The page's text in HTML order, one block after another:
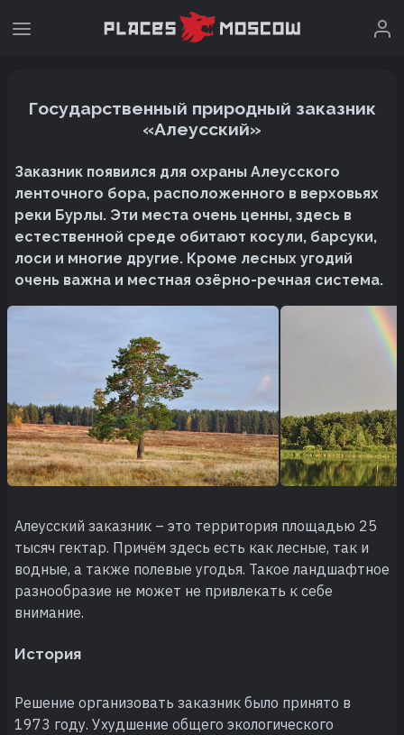
Государственный природный заказник
«Алеусский»
Заказник появился для охраны Алеусского
ленточного бора, расположенного в верховьях
реки Бурлы. Эти места очень ценны, здесь в
естественной среде обитают косули, барсуки,
лоси и многие другие. Кроме лесных угодий
очень важна и местная озёрно-речная система.
Алеусский заказник – это территория площадью 25
тысяч гектар. Причём здесь есть как лесные, так и
водные, а также полевые угодья. Такое ландшафтное
разнообразие не может не привлекать к себе
внимание.
История
Решение организовать заказник было принято в
1973 году. Ухудшение общего экологического